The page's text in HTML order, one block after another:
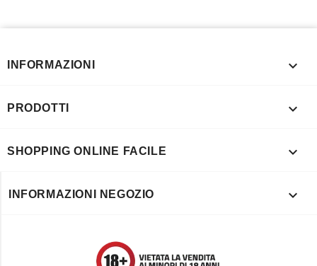
INFORMAZIONI 
PRODOTTI 
SHOPPING ONLINE FACILE 
INFORMAZIONI NEGOZIO 